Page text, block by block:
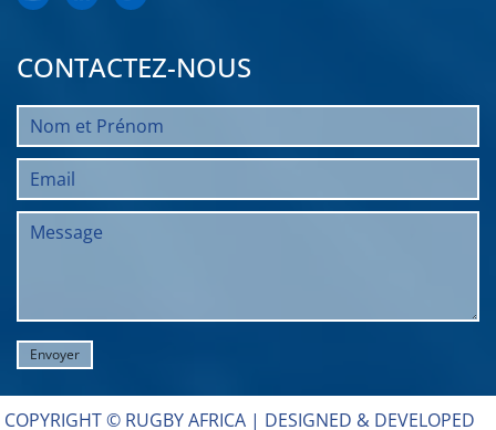
CONTACTEZ-NOUS
COPYRIGHT © RUGBY AFRICA | DESIGNED & DEVELOPED